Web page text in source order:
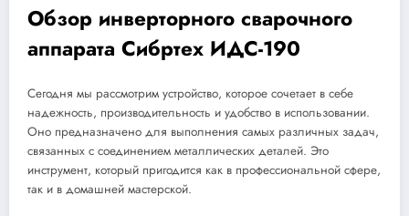
Обзор инверторного сварочного
аппарата Сибртех ИДС-190
Сегодня мы рассмотрим устройство, которое сочетает в себе
надежность, производительность и удобство в использовании.
Оно предназначено для выполнения самых различных задач,
связанных с соединением металлических деталей. Это
инструмент, который пригодится как в профессиональной сфере,
так и в домашней мастерской.